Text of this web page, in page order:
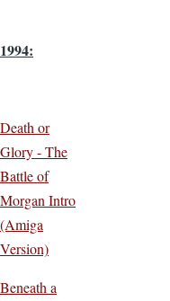
1994:
Death or
Glory - The
Battle of
Morgan Intro
(Amiga
Version)
Beneath a